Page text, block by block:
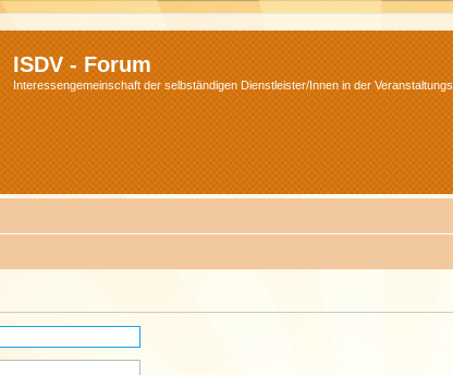
ISDV - Forum
Interessengemeinschaft der selbständigen Dienstleister/Innen in der